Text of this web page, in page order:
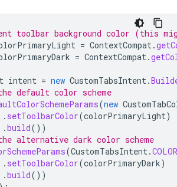
toolbar background color (this
= ContextCompat.
= ContextCompat.
intent = new CustomTabsIntent.
default color scheme
(new
. setToolbarColor(colorPrimaryLight)
.build())
alternative dark color scheme
(CustomTabsIntent.
. setToolbarColor(colorPrimaryDark)
.build())